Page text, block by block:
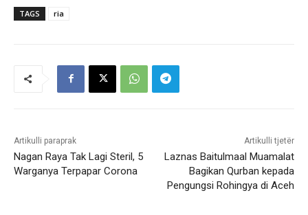
TAGS ria
Artikulli paraprak
Nagan Raya Tak Lagi Steril, 5
Warganya Terpapar Corona
Artikulli tjetër
Laznas Baitulmaal Muamalat
Bagikan Qurban kepada
Pengungsi Rohingya di Aceh